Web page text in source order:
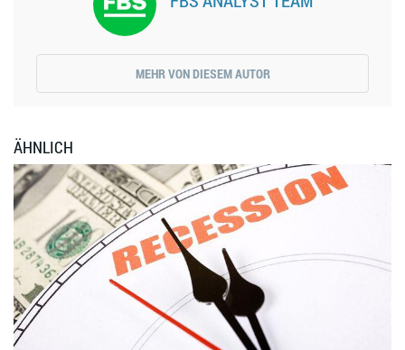
MEHR VON DIESEM AUTOR
ÄHNLICH